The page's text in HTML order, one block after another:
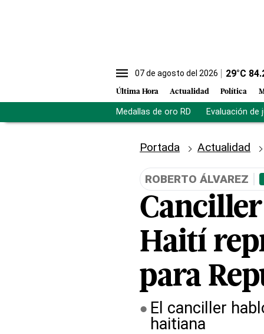
07 de agosto del 2026 29°C
Última Hora Actualidad Política
Medallas de oro RD Evaluación de
Portada Actualidad
ROBERTO ÁLVAREZ
Haití
para
El canciller
haitiana